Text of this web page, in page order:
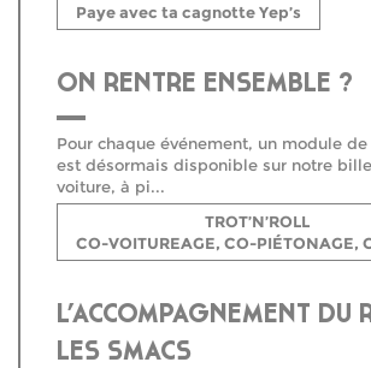
Paye avec ta cagnotte Yep’s
ON RENTRE ENSEMBLE ?
Pour chaque événement, un module
est désormais disponible sur notre
voiture, à pi...
TROT’N’ROLL
CO-VOITUREAGE, CO-PIÉTONAGE,
L’ACCOMPAGNEMENT DU
LES SMACS